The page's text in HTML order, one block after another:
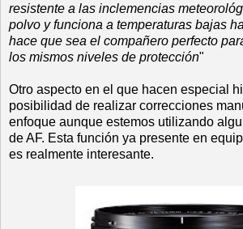
resistente a las inclemencias
polvo y funciona a temperaturas bajas
hace que sea el compañero perfecto
los mismos niveles de protección"
Otro aspecto en el que hacen especial
posibilidad de realizar correcciones
enfoque aunque estemos utilizando
de AF. Esta función ya presente en
es realmente interesante.